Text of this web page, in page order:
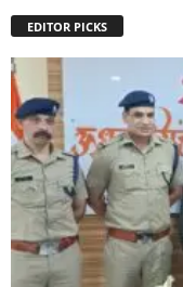
EDITOR PICKS